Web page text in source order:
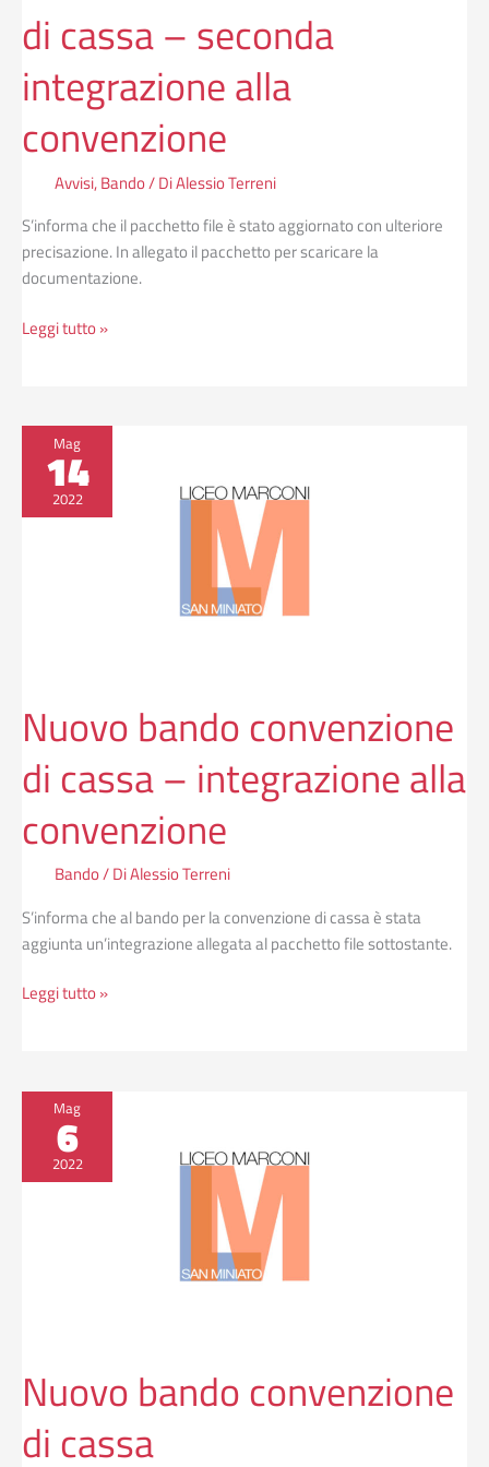
di cassa – seconda
integrazione alla
convenzione
Avvisi,Bando/ DiAlessio Terreni
S’informa che il pacchetto file è stato aggiornato con ulteriore
precisazione. In allegato il pacchetto per scaricare la
documentazione.
Leggi tutto »
Mag
14
2022
Nuovo bando convenzione
di cassa – integrazione alla
convenzione
Bando/ DiAlessio Terreni
S’informa che al bando per la convenzione di cassa è stata
aggiunta un’integrazione allegata al pacchetto file sottostante.
Nuovo
bando
convenzione
di
Leggi tutto »
Mag
6
2022
Nuovo bando convenzione
di cassa
Nuovo
bando
convenzione
di